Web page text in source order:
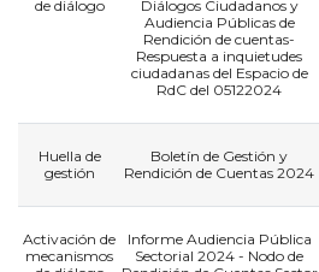
de diálogo
Diálogos Ciudadanos y
Audiencia Públicas de
Rendición de cuentas-
Respuesta a inquietudes
ciudadanas del Espacio de
RdC del 05122024
Huella de
gestión
Boletín de Gestión y
Rendición de Cuentas 2024
Activación de
mecanismos
Informe Audiencia Pública
Sectorial 2024 - Nodo de